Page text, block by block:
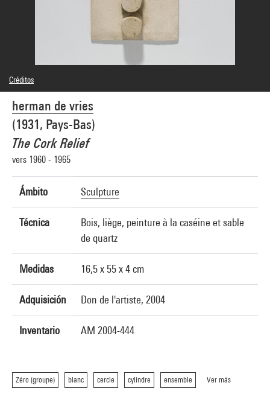
herman de vries
(1931, Pays-Bas)
The Cork Relief
vers 1960 - 1965
Ámbito Sculpture
Técnica
Bois, liège, peinture à la caséine et sable
de quartz
Medidas 16,5 x 55 x 4 cm
Adquisición Don de l'artiste, 2004
Inventario AM 2004-444
Zéro (groupe) blanc cercle cylindre ensemble Ver más
Créditos
© herman de vries
Créditos fotográficos : Centre Pompidou, MNAM-CCI/Philippe Migeat/Dist.
GrandPalaisRmn
Referencia de la imagen : 4N00515
Difusión de la imagen :GrandPalaisRmnPhoto